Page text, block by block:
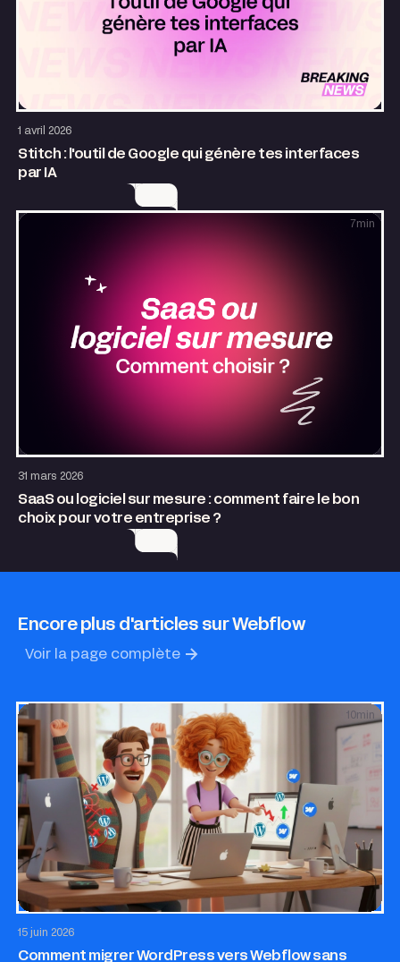
1 avril 2026
Stitch : l'outil de Google qui génère tes interfaces
par IA
31 mars 2026
SaaS ou logiciel sur mesure : comment faire le bon
choix pour votre entreprise ?
7 min
Encore plus d'articles sur Webflow
Voir la page complète
15 juin 2026
Comment migrer WordPress vers Webflow sans
10 min